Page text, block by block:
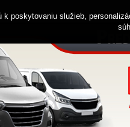
k poskytovaniu služieb,